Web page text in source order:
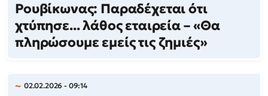
Ρουβίκωνας: Παραδέχεται ότι
χτύπησε... λάθος εταιρεία – «Θα
πληρώσουμε εμείς τις ζημιές»
02.02.2026 - 09:14